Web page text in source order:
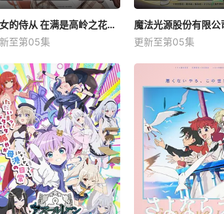
才女的侍从 在满是高岭之花的贵族学校暗中照顾（毫无生活自理能力的）学院第一大小姐
上村祐翔
星期日 更1满是高岭之花的贵
族学校，学院的第一大小姐竟
然毫无生活自理能力！友成伊
月在阴错阳差之下，卷入日本
顶尖大财团的大小姐・此花雏
子的绑架事件。之后为了生
活，受顾成为此花雏子的侍
从。因为家庭的关系，
才女的侍从 在满是高岭之花的贵族学校暗中照顾（毫无生活自理能力的）学院第一大小姐
至第05集
菲鲁兹·蓝
星期日 更1「魔法少
れは強くて、格好良
なやかで。
p;nbsp; &amp;nbsp;
sp; &amp;nbsp;
&amp;nbsp;
mp;nbsp; &amp;nbs
魔法光源股份有限公
更新至第05集